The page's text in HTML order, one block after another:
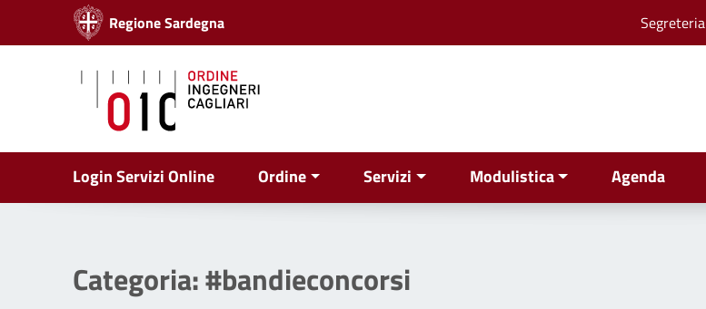
Vai ai contenuti
Vai al menu di navigazione
Regione Sardegna Segreteria
Login Servizi Online Ordine Servizi Modulistica Agenda
Categoria:#bandieconcorsi